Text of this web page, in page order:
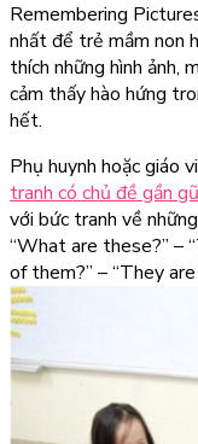
Remembering
nhất để trẻ mầm non
thích những hình ảnh,
cảm thấy hào hứng
hết.
Phụ huynh hoặc giáo
tranh có chủ đề gần
với bức tranh về
“What are these?” –
of them?” – “They